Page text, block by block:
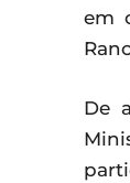
em
De